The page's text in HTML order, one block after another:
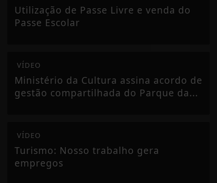
Utilização de Passe Livre e venda do
Passe Escolar
VÍDEO
Ministério da Cultura assina acordo de
gestão compartilhada do Parque da...
VÍDEO
Turismo: Nosso trabalho gera
empregos